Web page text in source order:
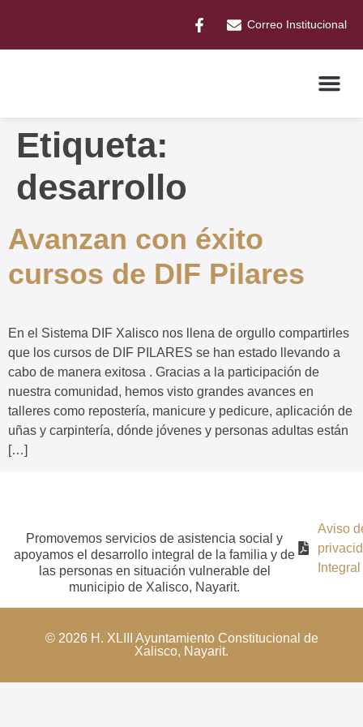
Correo Institucional
Etiqueta:
desarrollo
Avanzan con éxito
cursos de DIF Pilares
En el Sistema DIF Xalisco nos llena de orgullo compartirles
que los cursos de DIF PILARES se han estado llevando a
cabo de manera exitosa . Gracias a la participación de
nuestra comunidad, hemos visto grandes avances en
talleres como repostería, manicure y pedicure, aplicación de
uñas y carpintería, dónde jóvenes y personas adultas están
[…]
Promovemos servicios de asistencia social y
apoyamos el desarrollo integral de la familia y de
las personas en situación vulnerable del
municipio de Xalisco, Nayarit.
Aviso
Integral
© 2026 H. XLIII Ayuntamiento Constitucional de
Xalisco, Nayarit.